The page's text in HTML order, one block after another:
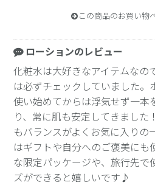
この商品のお買い物
ローションのレビュー
化粧水は大好きなアイテムなの
は必ずチェックしていました。
使い始めてからは浮気せず一本
り、常に肌も安定してきました
もバランスがよくお気に入りの
はギフトや自分へのご褒美にも
な限定パッケージや、旅行先で
ズができると嬉しいです♪